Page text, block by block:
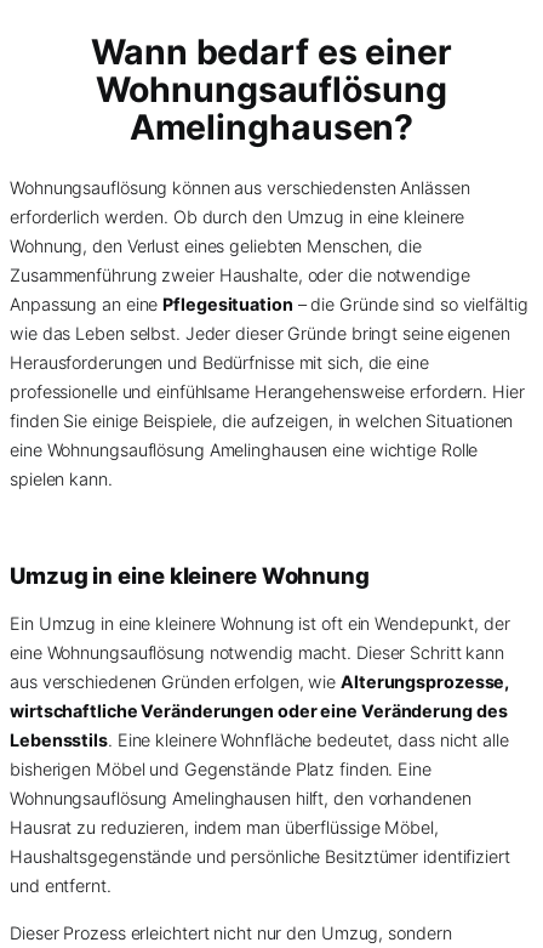
Wann bedarf es einer
Wohnungsauflösung
Amelinghausen?
Wohnungsauflösung können aus verschiedensten Anlässen
erforderlich werden. Ob durch den Umzug in eine kleinere
Wohnung, den Verlust eines geliebten Menschen, die
Zusammenführung zweier Haushalte, oder die notwendige
Anpassung an einePflegesituation – die Gründe sind so vielfältig
wie das Leben selbst. Jeder dieser Gründe bringt seine eigenen
Herausforderungen und Bedürfnisse mit sich, die eine
professionelle und einfühlsame Herangehensweise erfordern. Hier
finden Sie einige Beispiele, die aufzeigen, in welchen Situationen
eine Wohnungsauflösung Amelinghausen eine wichtige Rolle
spielen kann.
Umzug in eine kleinere Wohnung
Ein Umzug in eine kleinere Wohnung ist oft ein Wendepunkt, der
eine Wohnungsauflösung notwendig macht. Dieser Schritt kann
aus verschiedenen Gründen erfolgen, wie Alterungsprozesse,
wirtschaftliche Veränderungen oder eine Veränderung des
Lebensstils. Eine kleinere Wohnfläche bedeutet, dass nicht alle
bisherigen Möbel und Gegenstände Platz finden. Eine
Wohnungsauflösung Amelinghausen hilft, den vorhandenen
Hausrat zu reduzieren, indem man überflüssige Möbel,
Haushaltsgegenstände und persönliche Besitztümer identifiziert
und entfernt.
Dieser Prozess erleichtert nicht nur den Umzug, sondern